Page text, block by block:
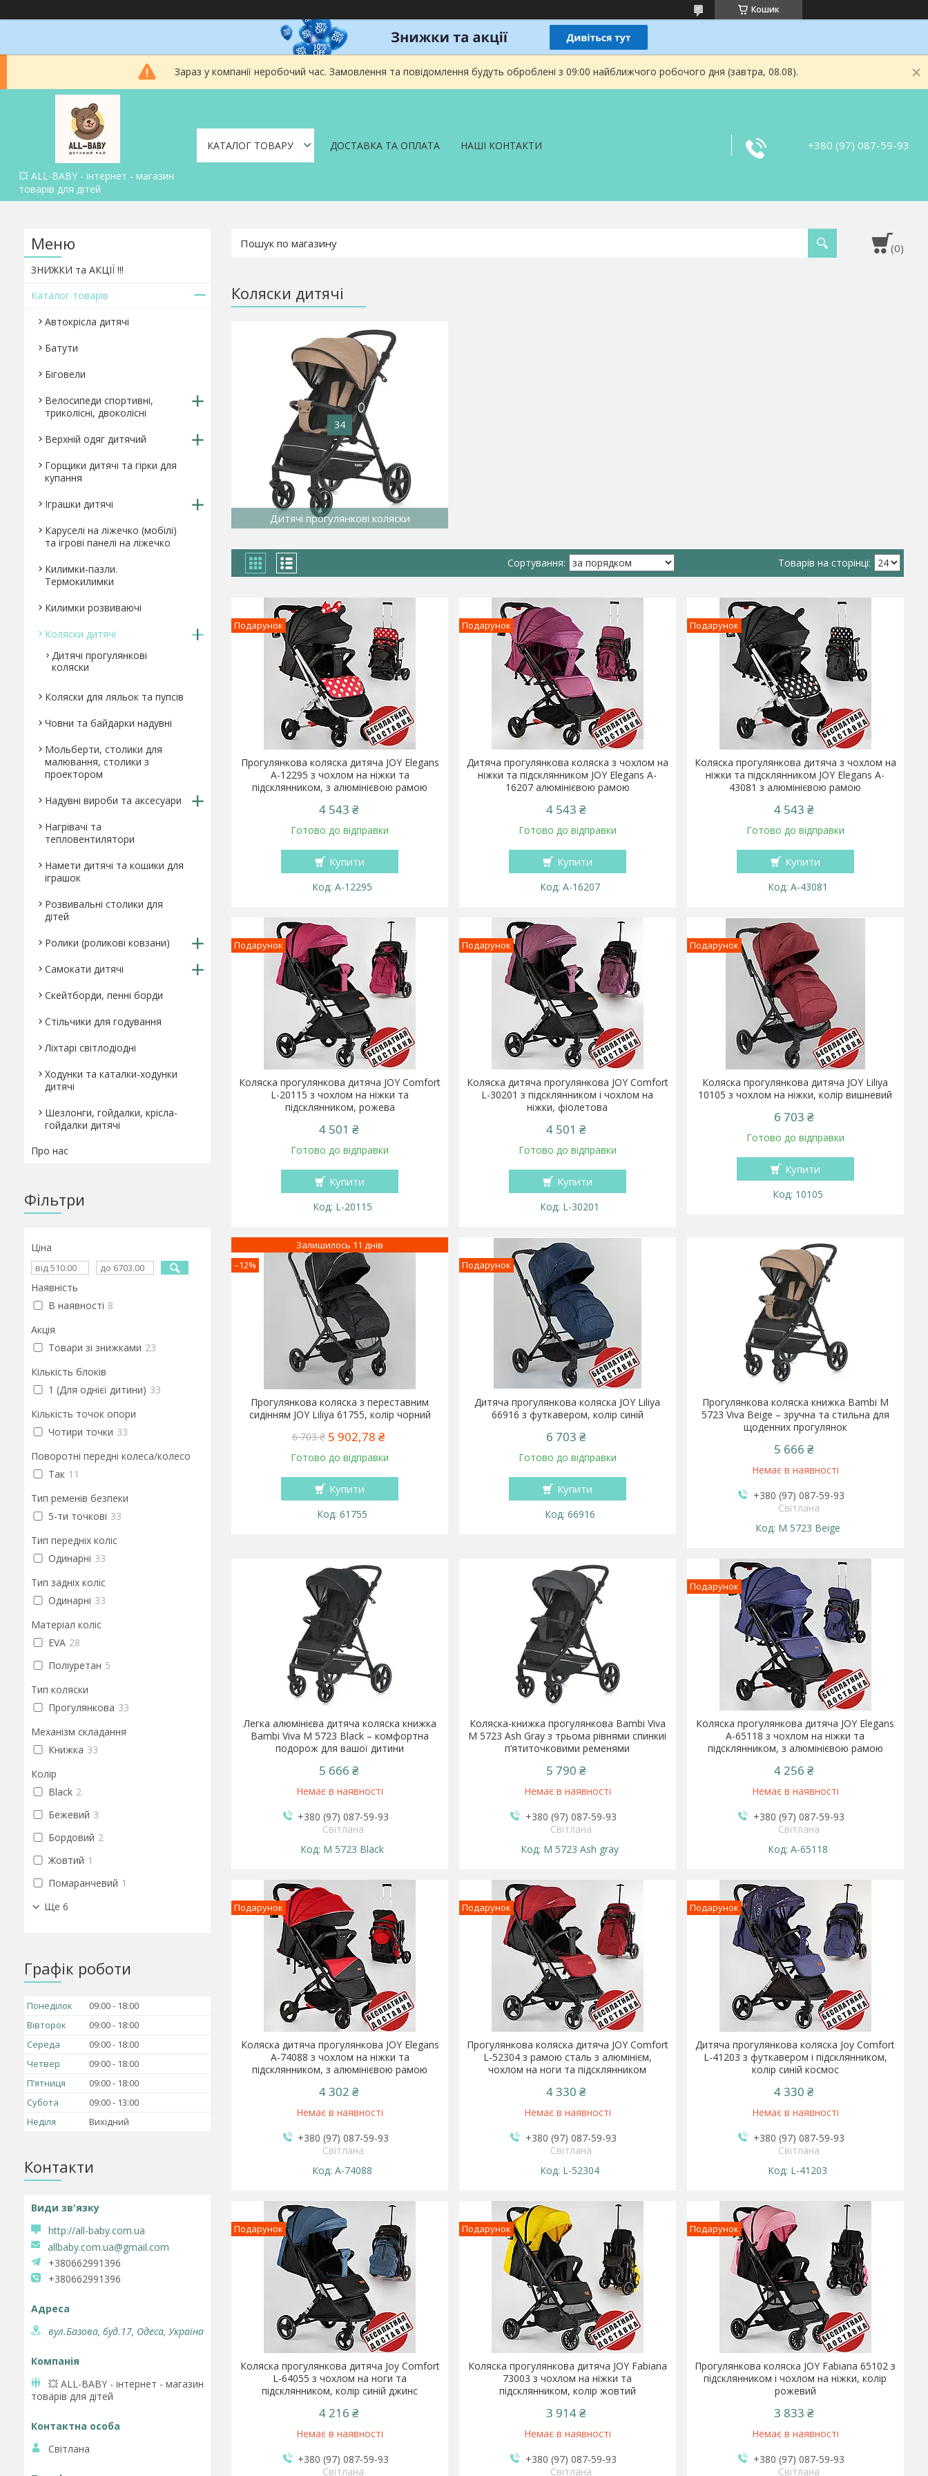
Кошик
Зараз у компанії неробочий час. Замовлення та повідомлення будуть оброблені з 09:00 найближчого робочого дня (завтра, 08.08).
💥 ALL-BABY - інтернет - магазин
товарів для дітей
КАТАЛОГ ТОВАРУ ДОСТАВКА ТА ОПЛАТА НАШІ КОНТАКТИ +380 (97) 087-59-93
Коляски дитячі
34
Дитячі прогулянкові коляски
Подарунок
Прогулянкова коляска дитяча JOY Elegans
A-12295 з чохлом на ніжки та
підсклянником, з алюмінієвою рамою
4 543 ₴
Готово до відправки
Купити
A-12295
Подарунок
Дитяча прогулянкова коляска з чохлом на
ніжки та підсклянником JOY Elegans A-
16207 алюмінієвою рамою
4 543 ₴
Готово до відправки
Купити
A-16207
Подарунок
Коляска прогулянкова дитяча з чохлом на
ніжки та підсклянником JOY Elegans A-
43081 з алюмінієвою рамою
4 543 ₴
Готово до відправки
Купити
A-43081
Подарунок
Коляска прогулянкова дитяча JOY Comfort
L-20115 з чохлом на ніжки та
підсклянником, рожева
4 501 ₴
Готово до відправки
Купити
L-20115
Подарунок
Коляска дитяча прогулянкова JOY Comfort
L-30201 з підсклянником і чохлом на
ніжки, фіолетова
4 501 ₴
Готово до відправки
Купити
L-30201
Подарунок
Коляска прогулянкова дитяча JOY Liliya
10105 з чохлом на ніжки, колір вишневий
6 703 ₴
Готово до відправки
Купити
10105
–12%
Залишилось 11 днів
Прогулянкова коляска з переставним
сидінням JOY Liliya 61755, колір чорний
6 703 ₴ 5 902,78 ₴
Готово до відправки
Купити
61755
Подарунок
Дитяча прогулянкова коляска JOY Liliya
66916 з футкавером, колір синій
6 703 ₴
Готово до відправки
Купити
66916
Прогулянкова коляска книжка Bambi M
5723 Viva Beige – зручна та стильна для
щоденних прогулянок
5 666 ₴
Немає в наявності
+380 (97) 087-59-93
Світлана
M 5723 Beige
Легка алюмінієва дитяча коляска книжка
Bambi Viva M 5723 Black – комфортна
подорож для вашої дитини
5 666 ₴
Немає в наявності
+380 (97) 087-59-93
Світлана
M 5723 Black
Коляска-книжка прогулянкова Bambi Viva
M 5723 Ash Gray з трьома рівнями спинкиі
п’ятиточковими ременями
5 790 ₴
Немає в наявності
+380 (97) 087-59-93
Світлана
M 5723 Ash gray
Подарунок
Коляска прогулянкова дитяча JOY Elegans
A-65118 з чохлом на ніжки та
підсклянником, з алюмінієвою рамою
4 256 ₴
Немає в наявності
+380 (97) 087-59-93
Світлана
A-65118
Подарунок
Коляска дитяча прогулянкова JOY Elegans
A-74088 з чохлом на ніжки та
підсклянником, з алюмінієвою рамою
4 302 ₴
Немає в наявності
+380 (97) 087-59-93
Світлана
A-74088
Подарунок
Прогулянкова коляска дитяча JOY Comfort
L-52304 з рамою сталь з алюмінієм,
чохлом на ноги та підсклянником
4 330 ₴
Немає в наявності
+380 (97) 087-59-93
Світлана
L-52304
Подарунок
Дитяча прогулянкова коляска Joy Comfort
L-41203 з футкавером і підсклянником,
колір синій космос
4 330 ₴
Немає в наявності
+380 (97) 087-59-93
Світлана
L-41203
Подарунок
Коляска прогулянкова дитяча Joy Comfort
L-64055 з чохлом на ноги та
підсклянником, колір синій джинс
4 216 ₴
Немає в наявності
+380 (97) 087-59-93
Світлана
Подарунок
Коляска прогулянкова дитяча JOY Fabiana
73003 з чохлом на ніжки та
підсклянником, колір жовтий
3 914 ₴
Немає в наявності
+380 (97) 087-59-93
Світлана
Подарунок
Прогулянкова коляска JOY Fabiana 65102 з
підсклянником і чохлом на ніжки, колір
рожевий
3 833 ₴
Немає в наявності
+380 (97) 087-59-93
Світлана
ЗНИЖКИ та АКЦІЇ !!!
Каталог товарів
Автокрісла дитячі
Батути
Біговели
Велосипеди спортивні,
триколісні, двоколісні
Верхній одяг дитячий
Горщики дитячі та гірки для
купання
Іграшки дитячі
Каруселі на ліжечко (мобілі)
та ігрові панелі на ліжечко
Килимки-пазли.
Термокилимки
Килимки розвиваючі
Коляски дитячі
Дитячі прогулянкові
коляски
Коляски для ляльок та пупсів
Човни та байдарки надувні
Мольберти, столики для
малювання, столики з
проектором
Надувні вироби та аксесуари
Нагрівачі та
тепловентилятори
Намети дитячі та кошики для
іграшок
Розвивальні столики для
дітей
Ролики (роликові ковзани)
Самокати дитячі
Скейтборди, пенні борди
Стільчики для годування
Ліхтарі світлодіодні
Ходунки та каталки-ходунки
дитячі
Шезлонги, гойдалки, крісла-
гойдалки дитячі
Про нас
Фільтри
Ціна
Наявність
В наявності 8
Акція
Товари зі знижками 23
Кількість блоків
1 (Для однієї дитини) 33
Кількість точок опори
Чотири точки 33
Поворотні передні колеса/колесо
Так 11
Тип ременів безпеки
5-ти точкові 33
Тип передніх коліс
Одинарні 33
Тип задніх коліс
Одинарні 33
Матеріал коліс
EVA 28
Поліуретан 5
Тип коляски
Прогулянкова 33
Механізм складання
Книжка 33
Колір
Black 2
Бежевий 3
Бордовий 2
Жовтий 1
Помаранчевий 1
Ще 6
Графік роботи
Понеділок 09:00
18:00
Вівторок
09:00
18:00
Середа
09:00
18:00
Четвер
09:00
18:00
Пʼятниця
09:00
18:00
Субота
09:00
13:00
Неділя
Вихідний
Контакти
http://all-baby.com.ua
allbaby.com.ua@gmail.com
+380662991396
+380662991396
вул.Базова, буд.17, Одеса, Україна
💥 ALL-BABY - інтернет - магазин
товарів для дітей
Світлана